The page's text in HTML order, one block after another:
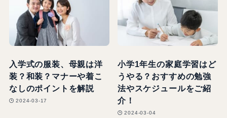
入学式の服装、母親は洋
装？和装？マナーや着こ
なしのポイントを解説
2024-03-17
小学1年生の家庭学習はど
うやる？おすすめの勉強
法やスケジュールをご紹
介！
2024-03-04